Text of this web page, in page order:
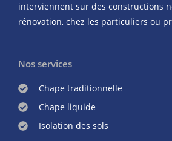
interviennent sur des constructions
rénovation, chez les particuliers ou
Nos services
Chape traditionnelle
Chape liquide
Isolation des sols